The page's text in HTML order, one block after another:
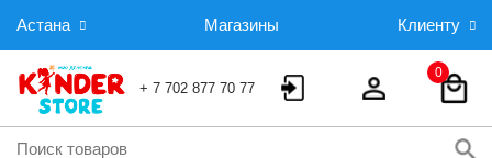
Астана Магазины Клиенту
+ 7 702 877 70 77
0